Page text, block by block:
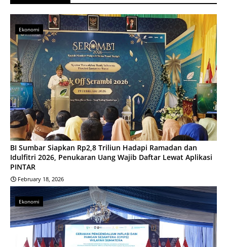
Ekonomi
BI Sumbar Siapkan Rp2,8 Triliun Hadapi Ramadan dan
Idulfitri 2026, Penukaran Uang Wajib Daftar Lewat Aplikasi
PINTAR
February 18, 2026
Ekonomi